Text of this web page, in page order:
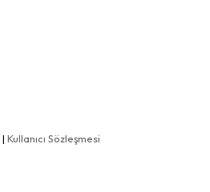
| Kullanıcı Sözleşmesi